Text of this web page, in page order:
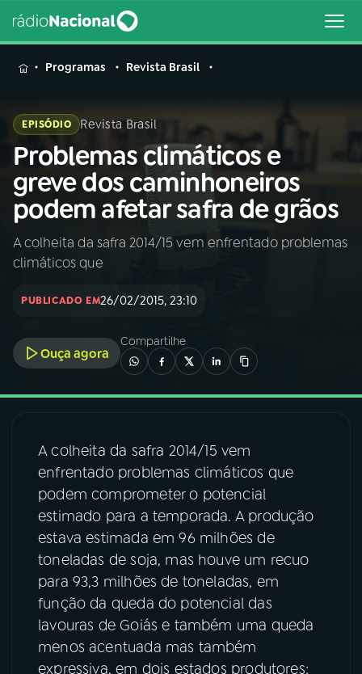
MENU
Buscar
na
Rádio
Nacional
Buscar
AO VIVO
INÍCIO
A RÁDIO
03PROGRAMAÇÃO
04PROGRAMAS
PODCASTS
06VIDEOCASTS
ÚLTIMAS
08FESTIVAL DE MÚSICA
Programas Revista Brasil
EPISÓDIO Revista Brasil
Problemas climáticos e
greve dos caminhoneiros
podem afetar safra de grãos
A colheita da safra 2014/15 vem enfrentado problemas
climáticos que
PUBLICADO EM26/02/2015, 23:10
Ouça agora
Compartilhe
A colheita da safra 2014/15 vem
enfrentado problemas climáticos que
podem comprometer o potencial
estimado para a temporada. A produção
estava estimada em 96 milhões de
toneladas de soja, mas houve um recuo
para 93,3 milhões de toneladas, em
função da queda do potencial das
lavouras de Goiás e também uma queda
menos acentuada mas também
expressiva, em dois estados produtores: